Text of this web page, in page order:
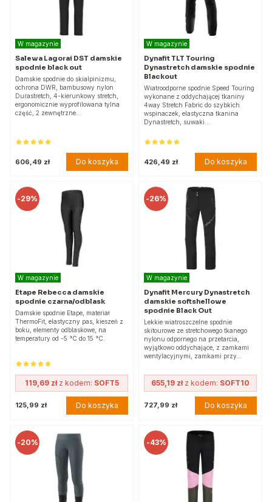
W magazynie
Salewa Lagorai DST damskie
spodnie black out
Damskie spodnie do skialpinizmu,
ochrona DWR, bambusowy nylon
Durastretch, 4-kierunkowy stretch,
ergonomicznie wyprofilowana tylna
część, 2 zewnętrzne…
606,49 zł Do koszyka
W magazynie
Dynafit TLT Touring
Dynastretch damskie spodnie
Blackout
Wiatroodporne spodnie Speed Touring
wykonane z oddychającej tkaniny
4way Stretch Fabric do szybkich
wspinaczek, elastyczna tkanina
Dynastretch, suwaki…
426,49 zł Do koszyka
-29%
W magazynie
Etape Rebecca damskie
spodnie czarna/odblask
Damskie spodnie Etape, materiał
ThermoFit, elastyczny pas, kieszeń z
boku, elementy odblaskowe, na
temperatury od -5 °C do 15 °C.
119,69 złz kodem: SOFT5
125,99 zł Do koszyka
-26%
W magazynie
Dynafit Mercury Dynastretch
damskie softshellowe
spodnie Black Out
Lekkie wiatroszczelne spodnie
skitourowe ze stretchowego tkanego
nylonu odpornego na przetarcia,
wyjątkowo oddychające, z zamkami
wentylacyjnymi, zamkami przy…
655,19 złz kodem: SOFT10
727,99 zł Do koszyka
-20% -43%